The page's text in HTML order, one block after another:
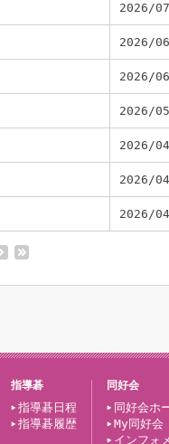
2026/
2026/
2026/
2026/
2026/
2026/
2026/
指導碁
指導碁日程
指導碁履歴
同好会
同好会ホ
My同好会
インフォ